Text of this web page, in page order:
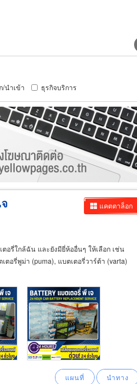
/นำเข้า ธุรกิจบริการ
แคตตาล็อก
อรี่ใกล้ฉัน และยังมียี่ห้ออื่นๆ ให้เลือก เช่น
ตอรี่พูม่า (puma), แบตเตอรี่วาร์ต้า (varta)